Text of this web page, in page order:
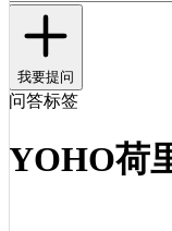
我要提问
问答标签
YOHO荷